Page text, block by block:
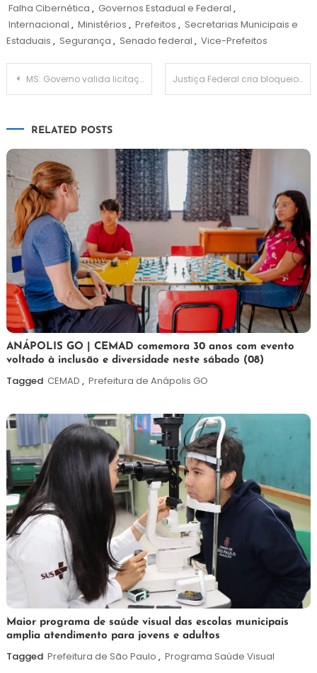
Falha Cibernética , Governos Estadual e Federal ,
Internacional , Ministérios , Prefeitos , Secretarias Municipais e
Estaduais , Segurança , Senado federal , Vice-Prefeitos
Navegação
MS: Governo valida licitações para obras de infraestrutura Justiça Federal cria bloqueio de R$ 292 mi de pecuarista para suprir desmatamento
RELATED POSTS
7
de
agosto
Maurilio
ANÁPOLIS GO | CEMAD comemora 30 anos com evento
voltado à inclusão e diversidade neste sábado (08)
Tagged CEMAD , Prefeitura de Anápolis GO
7
de
agosto
Maurilio
Maior programa de saúde visual das escolas municipais
amplia atendimento para jovens e adultos
Tagged Prefeitura de São Paulo , Programa Saúde Visual